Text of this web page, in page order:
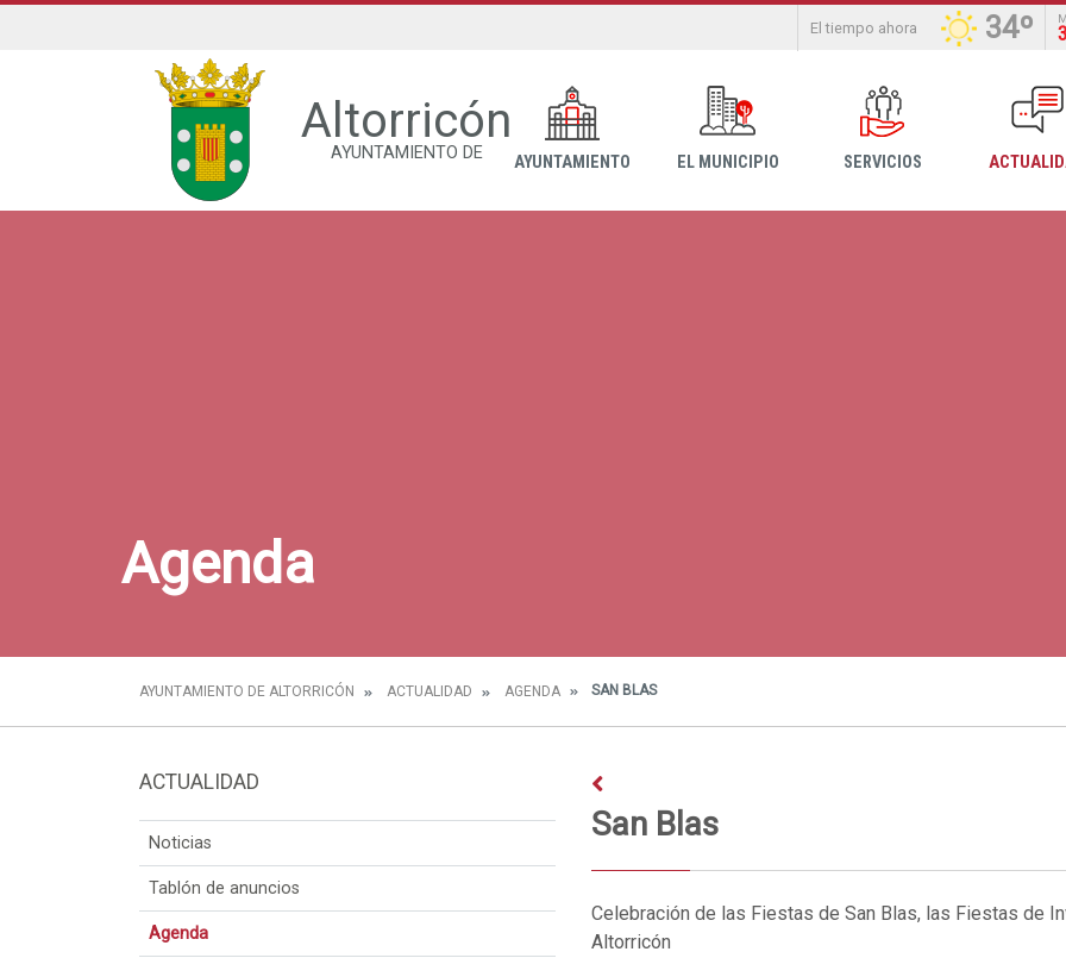
El tiempo ahora 34º
Altorricón
AYUNTAMIENTO DE AYUNTAMIENTO EL MUNICIPIO SERVICIOS
Agenda
AYUNTAMIENTO DE ALTORRICÓN ACTUALIDAD AGENDA SAN BLAS
ACTUALIDAD
Noticias
Tablón de anuncios
Agenda
San Blas
Celebración de las Fiestas de San Blas, las Fiestas de
Altorricón